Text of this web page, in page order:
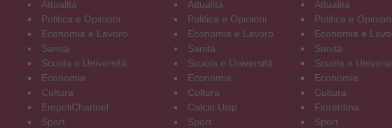
Attualità
Politica e Opinioni
Economia e Lavoro
Sanità
Scuola e Università
Economia
Cultura
EmpoliChannel
Sport
Attualità
Politica e Opinioni
Economia e Lavoro
Sanità
Scuola e Università
Economia
Cultura
Calcio Uisp
Sport
Attualità
Politica e Opinioni
Economia e
Sanità
Scuola e
Economia
Cultura
Fiorentina
Sport